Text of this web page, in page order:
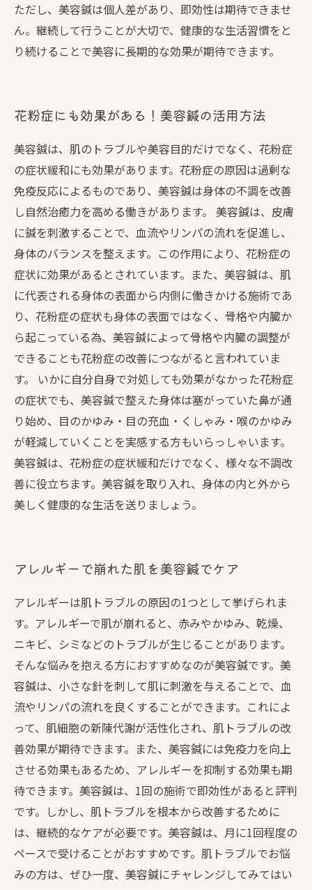
ただし、美容鍼は個人差があり、即効性は期待できませ
ん。継続して行うことが大切で、健康的な生活習慣をと
り続けることで美容に長期的な効果が期待できます。
花粉症にも効果がある！美容鍼の活用方法
美容鍼は、肌のトラブルや美容目的だけでなく、花粉症
の症状緩和にも効果があります。花粉症の原因は過剰な
免疫反応によるものであり、美容鍼は身体の不調を改善
し自然治癒力を高める働きがあります。 美容鍼は、皮膚
に鍼を刺激することで、血流やリンパの流れを促進し、
身体のバランスを整えます。この作用により、花粉症の
症状に効果があるとされています。また、美容鍼は、肌
に代表される身体の表面から内側に働きかける施術であ
り、花粉症の症状も身体の表面ではなく、骨格や内臓か
ら起こっている為、美容鍼によって骨格や内臓の調整が
できることも花粉症の改善につながると言われていま
す。 いかに自分自身で対処しても効果がなかった花粉症
の症状でも、美容鍼で整えた身体は塞がっていた鼻が通
り始め、目のかゆみ・目の充血・くしゃみ・喉のかゆみ
が軽減していくことを実感する方もいらっしゃいます。
美容鍼は、花粉症の症状緩和だけでなく、様々な不調改
善に役立ちます。美容鍼を取り入れ、身体の内と外から
美しく健康的な生活を送りましょう。
アレルギーで崩れた肌を美容鍼でケア
アレルギーは肌トラブルの原因の1つとして挙げられま
す。アレルギーで肌が崩れると、赤みやかゆみ、乾燥、
ニキビ、シミなどのトラブルが生じることがあります。
そんな悩みを抱える方におすすめなのが美容鍼です。美
容鍼は、小さな針を刺して肌に刺激を与えることで、血
流やリンパの流れを良くすることができます。これによ
って、肌細胞の新陳代謝が活性化され、肌トラブルの改
善効果が期待できます。また、美容鍼には免疫力を向上
させる効果もあるため、アレルギーを抑制する効果も期
待できます。美容鍼は、1回の施術で即効性があると評判
です。しかし、肌トラブルを根本から改善するために
は、継続的なケアが必要です。美容鍼は、月に1回程度の
ペースで受けることがおすすめです。肌トラブルでお悩
みの方は、ぜひ一度、美容鍼にチャレンジしてみてはい